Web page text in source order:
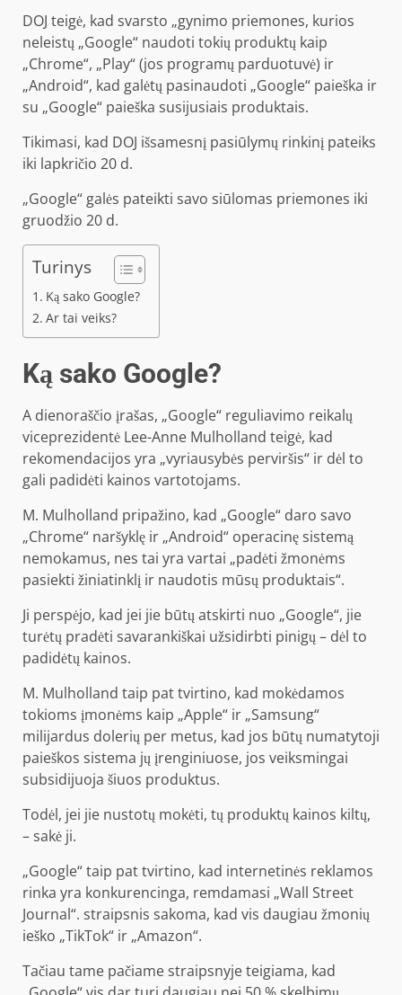
DOJ teigė, kad svarsto „gynimo priemones, kurios
neleistų „Google“ naudoti tokių produktų kaip
„Chrome“, „Play“ (jos programų parduotuvė) ir
„Android“, kad galėtų pasinaudoti „Google“ paieška ir
su „Google“ paieška susijusiais produktais.
Tikimasi, kad DOJ išsamesnį pasiūlymų rinkinį pateiks
iki lapkričio 20 d.
„Google“ galės pateikti savo siūlomas priemones iki
gruodžio 20 d.
Turinys
Ką sako Google?
Ar tai veiks?
Ką sako Google?
A dienoraščio įrašas, „Google“ reguliavimo reikalų
viceprezidentė Lee-Anne Mulholland teigė, kad
rekomendacijos yra „vyriausybės perviršis“ ir dėl to
gali padidėti kainos vartotojams.
M. Mulholland pripažino, kad „Google“ daro savo
„Chrome“ naršyklę ir „Android“ operacinę sistemą
nemokamus, nes tai yra vartai „padėti žmonėms
pasiekti žiniatinklį ir naudotis mūsų produktais“.
Ji perspėjo, kad jei jie būtų atskirti nuo „Google“, jie
turėtų pradėti savarankiškai užsidirbti pinigų – dėl to
padidėtų kainos.
M. Mulholland taip pat tvirtino, kad mokėdamos
tokioms įmonėms kaip „Apple“ ir „Samsung“
milijardus dolerių per metus, kad jos būtų numatytoji
paieškos sistema jų įrenginiuose, jos veiksmingai
subsidijuoja šiuos produktus.
Todėl, jei jie nustotų mokėti, tų produktų kainos kiltų,
– sakė ji.
„Google“ taip pat tvirtino, kad internetinės reklamos
rinka yra konkurencinga, remdamasi „Wall Street
Journal“. straipsnis sakoma, kad vis daugiau žmonių
ieško „TikTok“ ir „Amazon“.
Tačiau tame pačiame straipsnyje teigiama, kad